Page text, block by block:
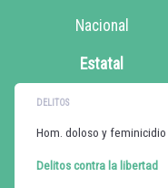
Nacional
Estatal
DELITOS
Hom. doloso y feminicidio
Delitos contra la libertad